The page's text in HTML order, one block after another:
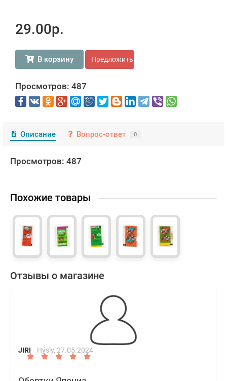
29.00р.
В корзину Предложить свою цену
Просмотров: 487
Описание Вопрос-ответ 0
Просмотров: 487
Похожие товары
Отзывы о магазине
JIRI Hýsly, 27.05.2024